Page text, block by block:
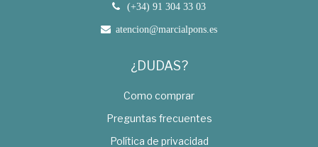
(+34) 91 304 33 03
atencion@marcialpons.es
¿DUDAS?
Como comprar
Preguntas frecuentes
Política de privacidad